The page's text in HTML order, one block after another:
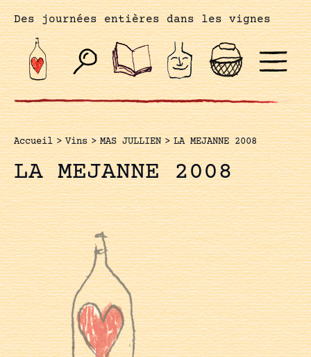
Des journées entières dans les vignes
Accueil > Vins > MAS JULLIEN > LA MEJANNE 2008
LA MEJANNE 2008